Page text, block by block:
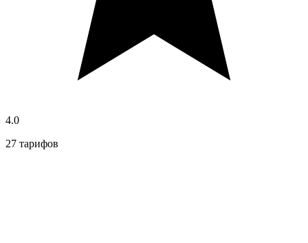
4.0
27 тарифов